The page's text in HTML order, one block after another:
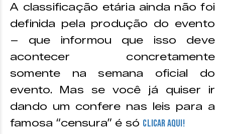
A classificação etária ainda não foi
definida pela produção do evento
– que informou que isso deve
acontecer concretamente
somente na semana oficial do
evento. Mas se você já quiser ir
dando um confere nas leis para a
famosa “censura” é só CLICAR AQUI!